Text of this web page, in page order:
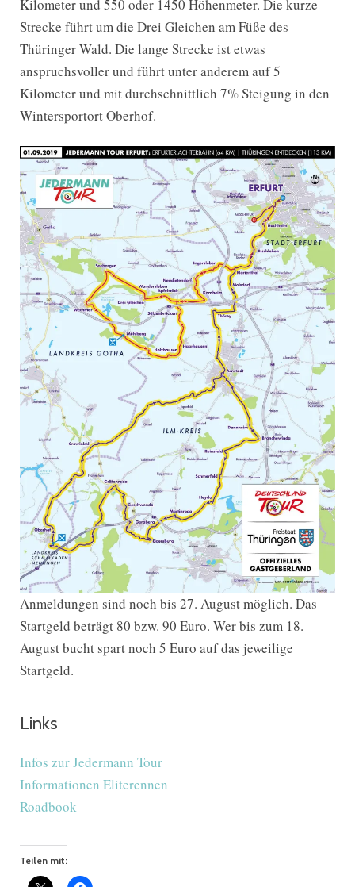
Kilometer und 550 oder 1450 Höhenmeter. Die kurze
Strecke führt um die Drei Gleichen am Füße des
Thüringer Wald. Die lange Strecke ist etwas
anspruchsvoller und führt unter anderem auf 5
Kilometer und mit durchschnittlich 7% Steigung in den
Wintersportort Oberhof.
Anmeldungen sind noch bis 27. August möglich. Das
Startgeld beträgt 80 bzw. 90 Euro. Wer bis zum 18.
August bucht spart noch 5 Euro auf das jeweilige
Startgeld.
Links
Infos zur Jedermann Tour
Informationen Eliterennen
Roadbook
Teilen mit: